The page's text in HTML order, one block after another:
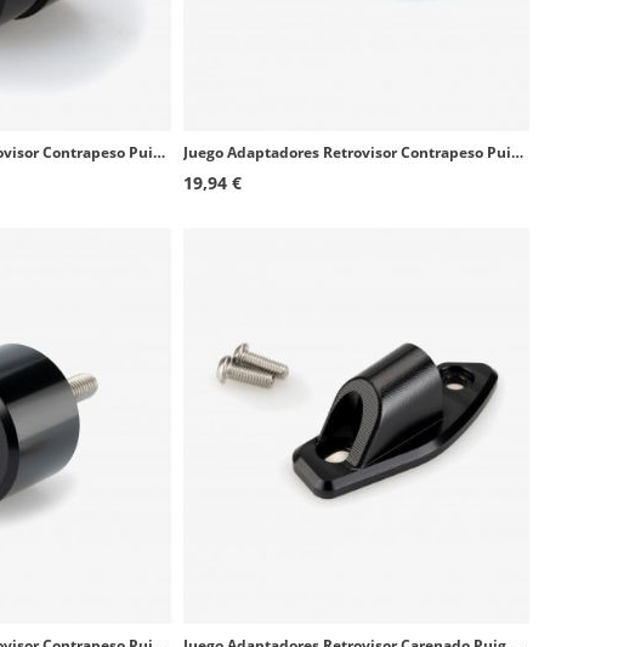
Juego Adaptadores Retrovisor Contrapeso Puig 9500Nx2 Triumph Bonneville, Scrambler, Street Triple Juego Adaptadores Retrovisor Contrapeso Puig 3800Nx2 Varios modelos de Honda y Yamaha
19,94 €